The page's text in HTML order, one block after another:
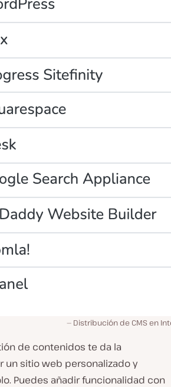
Distribución de CMS en
de contenidos te da la
un sitio web personalizado y
Puedes añadir funcionalidad con